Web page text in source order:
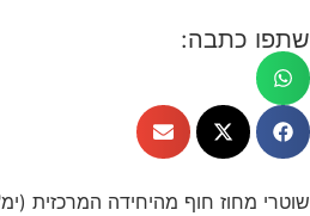
כתבה:
מחוז חוף מהיחידה המרכזית (ימ"ר